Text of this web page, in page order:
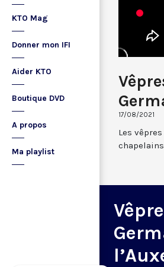
KTO Mag
Donner mon IFI
Aider KTO
Boutique DVD
A propos
Ma playlist
17/08/2021
Les